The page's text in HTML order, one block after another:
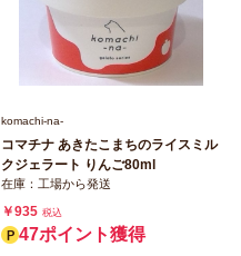
komachi‐na‐
コマチナ あきたこまちのライスミル
クジェラート りんご80ml
在庫：工場から発送
￥935 税込
47ポイント獲得